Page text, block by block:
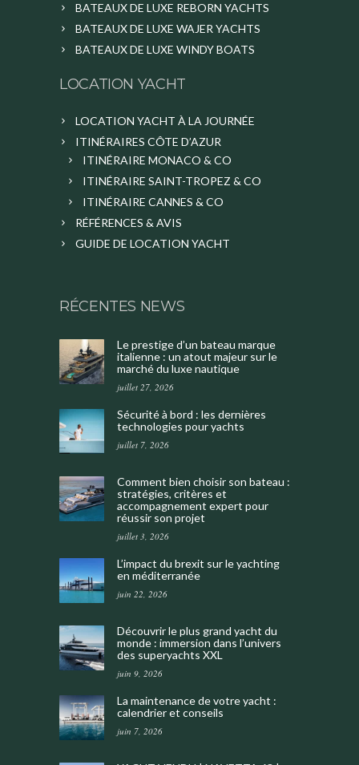
BATEAUX DE LUXE REBORN YACHTS
BATEAUX DE LUXE WAJER YACHTS
BATEAUX DE LUXE WINDY BOATS
LOCATION YACHT
LOCATION YACHT À LA JOURNÉE
ITINÉRAIRES CÔTE D’AZUR
ITINÉRAIRE MONACO & CO
ITINÉRAIRE SAINT-TROPEZ & CO
ITINÉRAIRE CANNES & CO
RÉFÉRENCES & AVIS
GUIDE DE LOCATION YACHT
RÉCENTES NEWS
Le prestige d’un bateau marque
italienne : un atout majeur sur le
marché du luxe nautique
juillet 27, 2026
Sécurité à bord : les dernières
technologies pour yachts
juillet 7, 2026
Comment bien choisir son bateau :
stratégies, critères et
accompagnement expert pour
réussir son projet
juillet 3, 2026
L’impact du brexit sur le yachting
en méditerranée
juin 22, 2026
Découvrir le plus grand yacht du
monde : immersion dans l’univers
des superyachts XXL
juin 9, 2026
La maintenance de votre yacht :
calendrier et conseils
juin 7, 2026